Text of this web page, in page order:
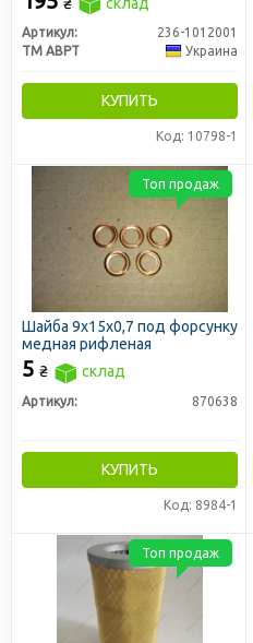
Артикул:
236-1012001
ТМ АВРТ
Украина
КУПИТЬ
Код: 10798-1
Шайба 9х15х0,7 под форсунку
медная рифленая
5 ₴ склад
Артикул: 870638
КУПИТЬ
Код: 8984-1
Топ продаж
Топ продаж